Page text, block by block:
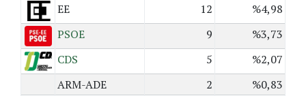
EE
12
%4,98
PSOE
9
%3,73
CDS
5
%2,07
ARM-ADE
2
%0,83